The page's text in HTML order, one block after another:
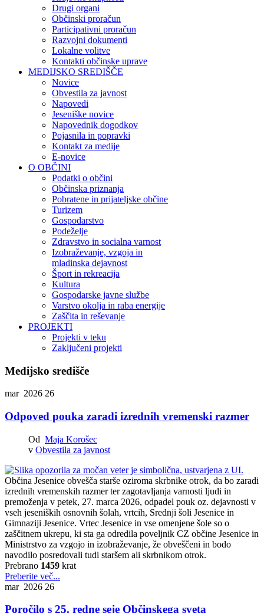
Drugi organi
Občinski proračun
Participativni proračun
Razvojni dokumenti
Lokalne volitve
Kontakti občinske uprave
MEDIJSKO SREDIŠČE
Novice
Obvestila za javnost
Napovedi
Jeseniške novice
Napovednik dogodkov
Pojasnila in popravki
Kontakt za medije
E-novice
O OBČINI
Podatki o občini
Občinska priznanja
Pobratene in prijateljske občine
Turizem
Gospodarstvo
Podeželje
Zdravstvo in socialna varnost
Izobraževanje, vzgoja in
mladinska dejavnost
Šport in rekreacija
Kultura
Gospodarske javne službe
Varstvo okolja in raba energije
Zaščita in reševanje
PROJEKTI
Projekti v teku
Zaključeni projekti
Medijsko središče
mar 2026 26
Odpoved pouka zaradi izrednih vremenski razmer
Od Maja Korošec
v Obvestila za javnost
Občina Jesenice obvešča starše oziroma skrbnike otrok, da bo zaradi
izrednih vremenskih razmer ter zagotavljanja varnosti ljudi in
premoženja v petek, 27. marca 2026, odpadel pouk oz. dejavnosti v
vseh jeseniških osnovnih šolah, vrtcih, Srednji šoli Jesenice in
Gimnaziji Jesenice. Vrtec Jesenice in vse omenjene šole so o
zaščitnem ukrepu, ki sta ga odredila poveljnik CZ občine Jesenice in
Ministrstvo za vzgojo in izobraževanje, že obveščeni in bodo
navodilo posredovali tudi staršem ali skrbnikom otrok.
Prebrano 1459 krat
Preberite več...
mar 2026 26
Poročilo s 25. redne seje Občinskega sveta